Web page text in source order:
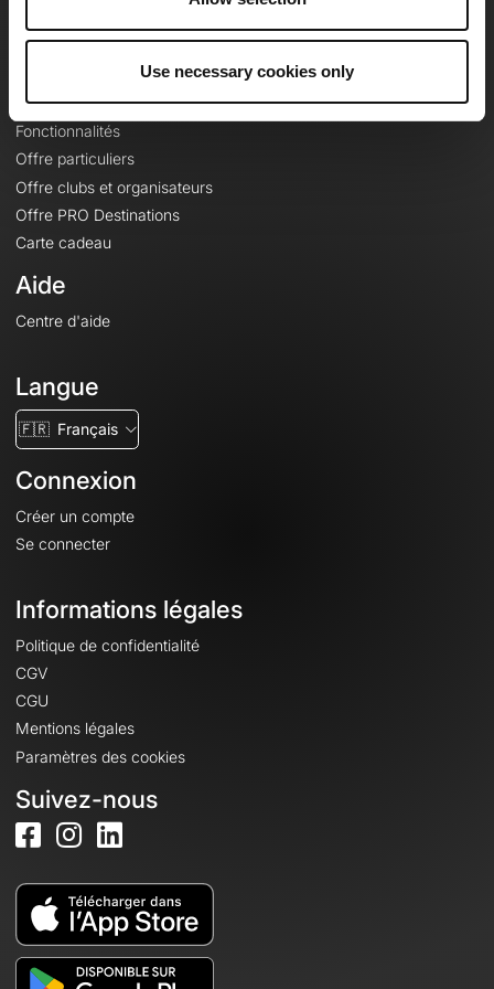
Use necessary cookies only
Le Mag'
Fonds de cartes topographiques
Fonctionnalités
Offre particuliers
Offre clubs et organisateurs
Offre PRO Destinations
Carte cadeau
Aide
Centre d'aide
Langue
🇫🇷 Français
Connexion
Créer un compte
Se connecter
Informations légales
Politique de confidentialité
CGV
CGU
Mentions légales
Paramètres des cookies
Suivez-nous